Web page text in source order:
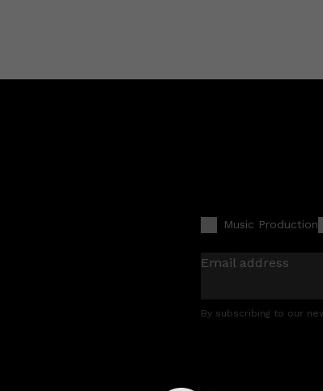
Music Production
Email address
By subscribing to our